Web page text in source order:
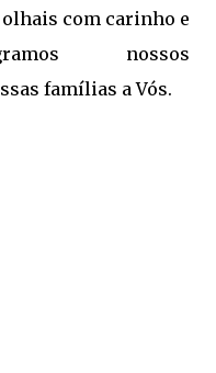
com carinho e
nossos
famílias a Vós.